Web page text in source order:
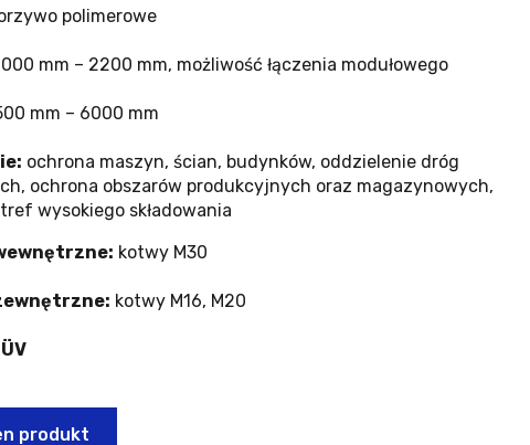
polimerowe
mm – 2200 mm, możliwość łączenia modułowego
mm – 6000 mm
ochrona maszyn, ścian, budynków, oddzielenie dróg
ochrona obszarów produkcyjnych oraz magazynowych,
wysokiego składowania
kotwy M30
kotwy M16, M20
produkt